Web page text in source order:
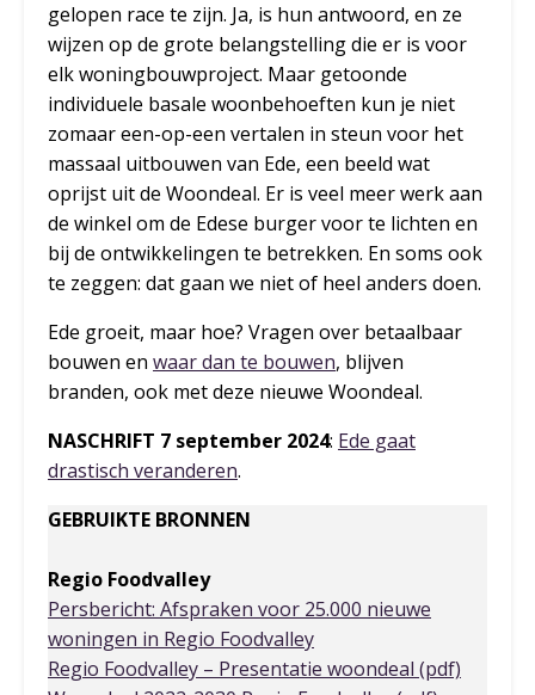
gelopen race te zijn. Ja, is hun antwoord, en ze
wijzen op de grote belangstelling die er is voor
elk woningbouwproject. Maar getoonde
individuele basale woonbehoeften kun je niet
zomaar een-op-een vertalen in steun voor het
massaal uitbouwen van Ede, een beeld wat
oprijst uit de Woondeal. Er is veel meer werk aan
de winkel om de Edese burger voor te lichten en
bij de ontwikkelingen te betrekken. En soms ook
te zeggen: dat gaan we niet of heel anders doen.
Ede groeit, maar hoe? Vragen over betaalbaar
bouwen en waar dan te bouwen, blijven
branden, ook met deze nieuwe Woondeal.
NASCHRIFT 7 september 2024: Ede gaat
drastisch veranderen.
GEBRUIKTE BRONNEN
Regio Foodvalley
Persbericht: Afspraken voor 25.000 nieuwe
woningen in Regio Foodvalley
Regio Foodvalley – Presentatie woondeal (pdf)